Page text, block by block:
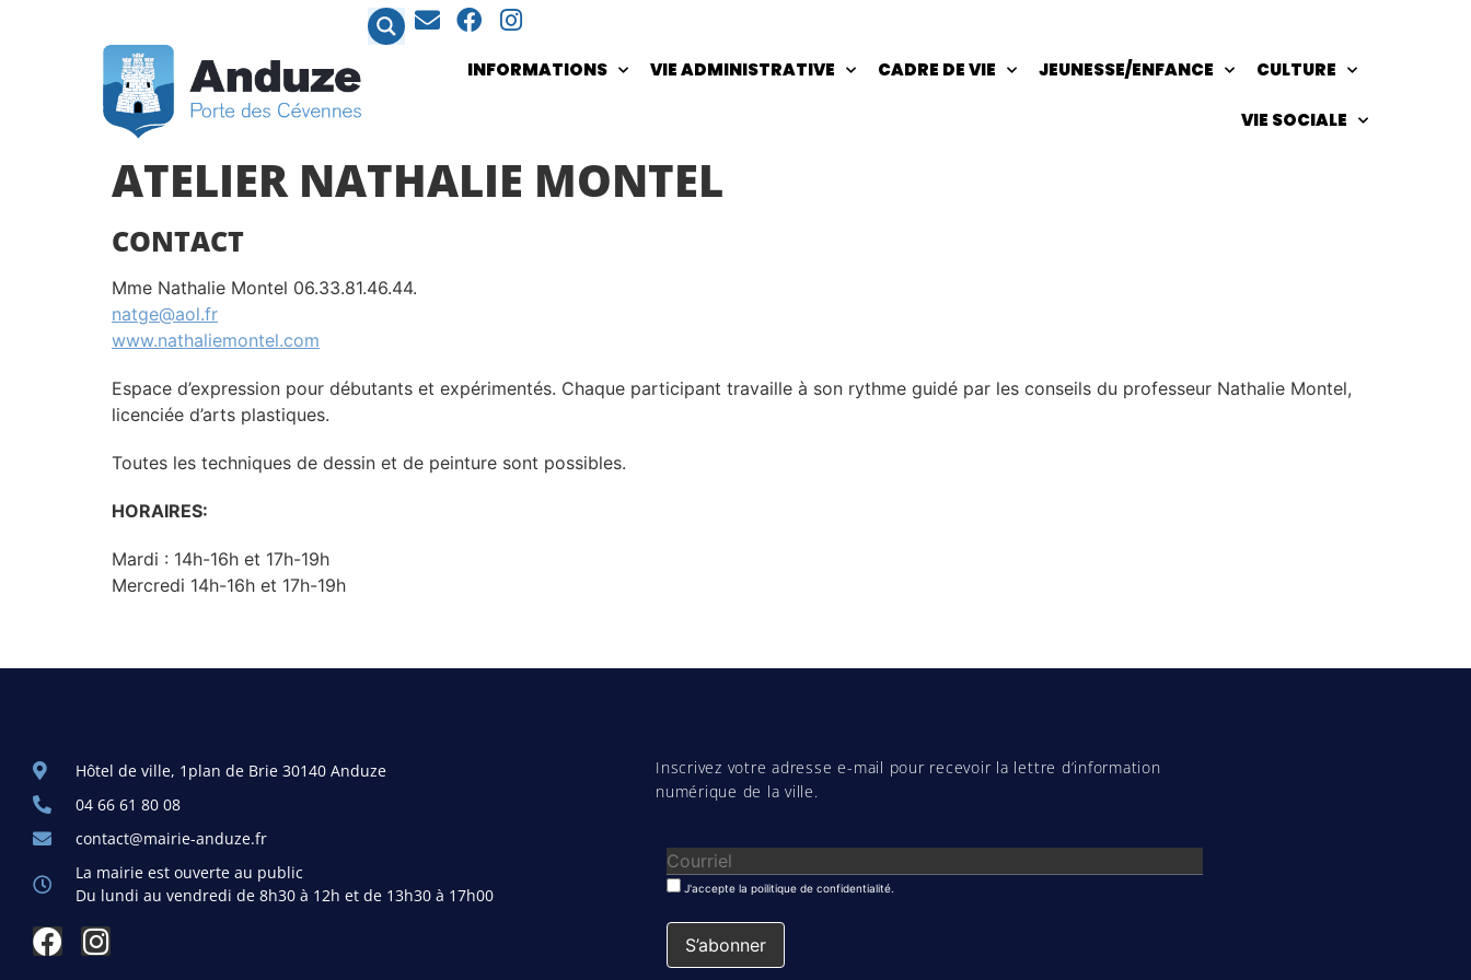
INFORMATIONS VIE ADMINISTRATIVE CADRE DE VIE JEUNESSE/ENFANCE CULTURE
VIE SOCIALE
ATELIER NATHALIE MONTEL
CONTACT
Mme Nathalie Montel 06.33.81.46.44.
natge@aol.fr
www.nathaliemontel.com
Espace d’expression pour débutants et expérimentés. Chaque participant travaille à son rythme guidé par les conseils du professeur Nathalie Montel,
licenciée d’arts plastiques.
Toutes les techniques de dessin et de peinture sont possibles.
HORAIRES:
Mardi : 14h-16h et 17h-19h
Mercredi 14h-16h et 17h-19h
Hôtel de ville, 1plan de Brie 30140 Anduze
04 66 61 80 08
contact@mairie-anduze.fr
La mairie est ouverte au public
Du lundi au vendredi de 8h30 à 12h et de 13h30 à 17h00
Inscrivez votre adresse e-mail pour recevoir la lettre d’information
numérique de la ville.
J'accepte la poilitique de confidentialité.